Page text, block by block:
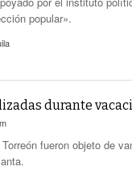
popular».
durante
fueron objeto de